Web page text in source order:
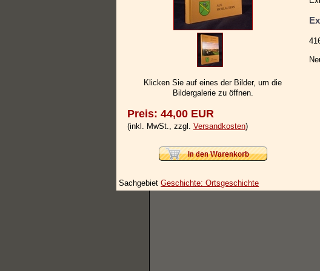
Klicken Sie auf eines der Bilder, um die
Bildergalerie zu öffnen.
Preis: 44,00 EUR
(inkl. MwSt., zzgl. Versandkosten)
SachgebietGeschichte: Ortsgeschichte